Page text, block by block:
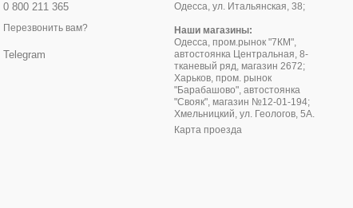
0 800 211 365
Перезвонить вам?
Telegram
Одесса, ул. Итальянская, 38;
Наши магазины:
Одесса, пром.рынок "7КМ",
автостоянка Центральная, 8-
тканевый ряд, магазин 2672;
Харьков, пром. рынок
"Барабашово", автостоянка
"Свояк", магазин №12-01-194;
Хмельницкий, ул. Геологов, 5А.
Карта проезда